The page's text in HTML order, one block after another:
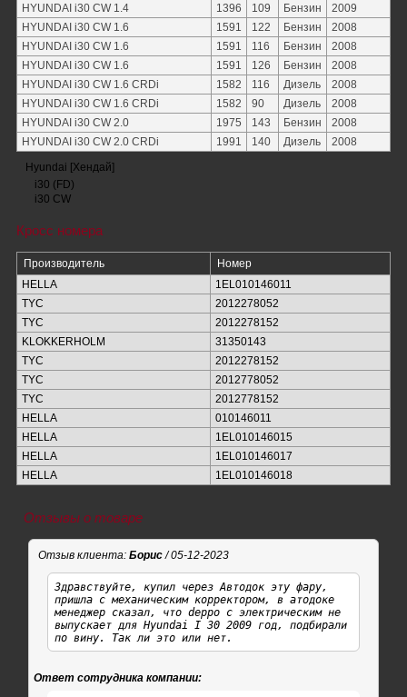
HYUNDAI i30 CW 1.4
1396 109 Бензин
2009
HYUNDAI i30 CW 1.6
1591 122 Бензин
2008
HYUNDAI i30 CW 1.6
1591 116 Бензин
2008
HYUNDAI i30 CW 1.6
1591 126 Бензин
2008
HYUNDAI i30 CW 1.6 CRDi
1582 116 Дизель
2008
HYUNDAI i30 CW 1.6 CRDi
1582 90 Дизель
2008
HYUNDAI i30 CW 2.0
1975 143 Бензин
2008
HYUNDAI i30 CW 2.0 CRDi
1991 140 Дизель
2008
Hyundai [Хендай]
i30 (FD)
i30 CW
Кросс номера
Производитель
Номер
HELLA
1EL010146011
TYC
2012278052
TYC
2012278152
KLOKKERHOLM
31350143
TYC
2012278152
TYC
2012778052
TYC
2012778152
HELLA
010146011
HELLA
1EL010146015
HELLA
1EL010146017
HELLA
1EL010146018
Отзывы о товаре
Отзыв клиента: Борис/ 05-12-2023
Здравствуйте, купил через Автодок эту фару,
пришла с механическим корректором, в атодоке
менеджер сказал, что deppo с электрическим не
выпускает для Hyundai I 30 2009 год, подбирали
по вину. Так ли это или нет.
Ответ сотрудника компании: